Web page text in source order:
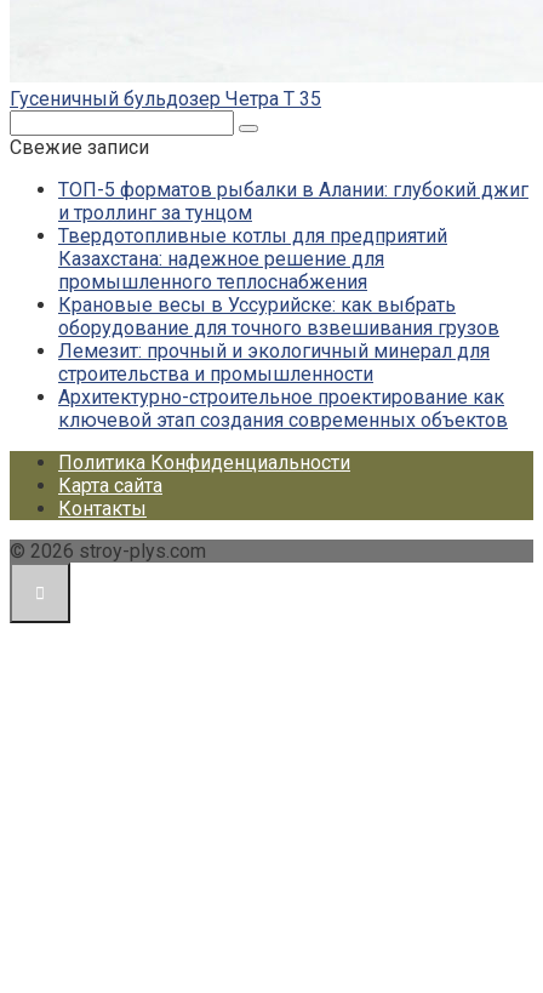
Гусеничный бульдозер Четра Т 35
Свежие записи
ТОП-5 форматов рыбалки в Алании: глубокий джиг
и троллинг за тунцом
Твердотопливные котлы для предприятий
Казахстана: надежное решение для
промышленного теплоснабжения
Крановые весы в Уссурийске: как выбрать
оборудование для точного взвешивания грузов
Лемезит: прочный и экологичный минерал для
строительства и промышленности
Архитектурно-строительное проектирование как
ключевой этап создания современных объектов
Политика Конфиденциальности
Карта сайта
Контакты
© 2026 stroy-plys.com